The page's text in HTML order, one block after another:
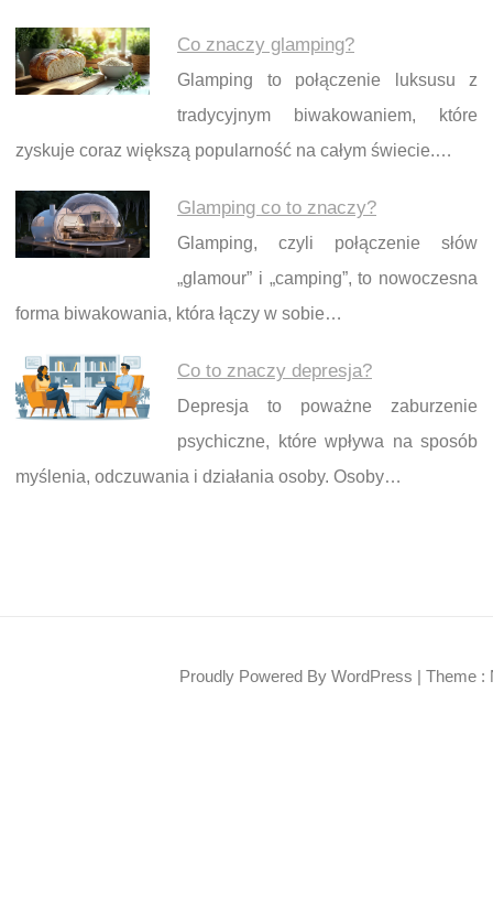
Co znaczy glamping?
Glamping to połączenie luksusu z
tradycyjnym biwakowaniem, które
zyskuje coraz większą popularność na całym świecie.…
Glamping co to znaczy?
Glamping, czyli połączenie słów
„glamour” i „camping”, to nowoczesna
forma biwakowania, która łączy w sobie…
Co to znaczy depresja?
Depresja to poważne zaburzenie
psychiczne, które wpływa na sposób
myślenia, odczuwania i działania osoby. Osoby…
Proudly Powered By WordPress | Theme :